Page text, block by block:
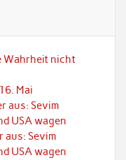
Wahrheit nicht
Mai
aus: Sevim
USA wagen
Sevim
USA wagen